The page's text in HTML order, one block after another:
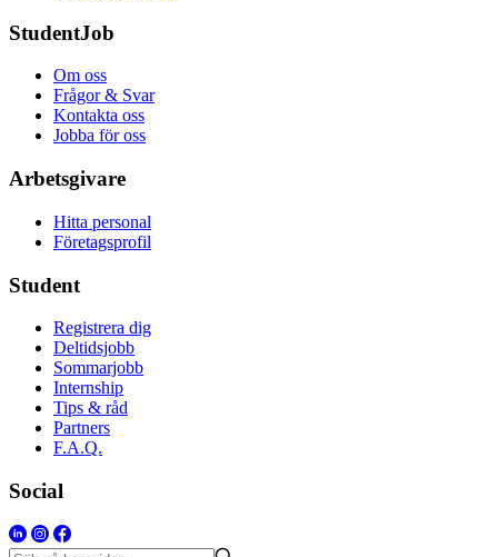
StudentJob
Om oss
Frågor & Svar
Kontakta oss
Jobba för oss
Arbetsgivare
Hitta personal
Företagsprofil
Student
Registrera dig
Deltidsjobb
Sommarjobb
Internship
Tips & råd
Partners
F.A.Q.
Social